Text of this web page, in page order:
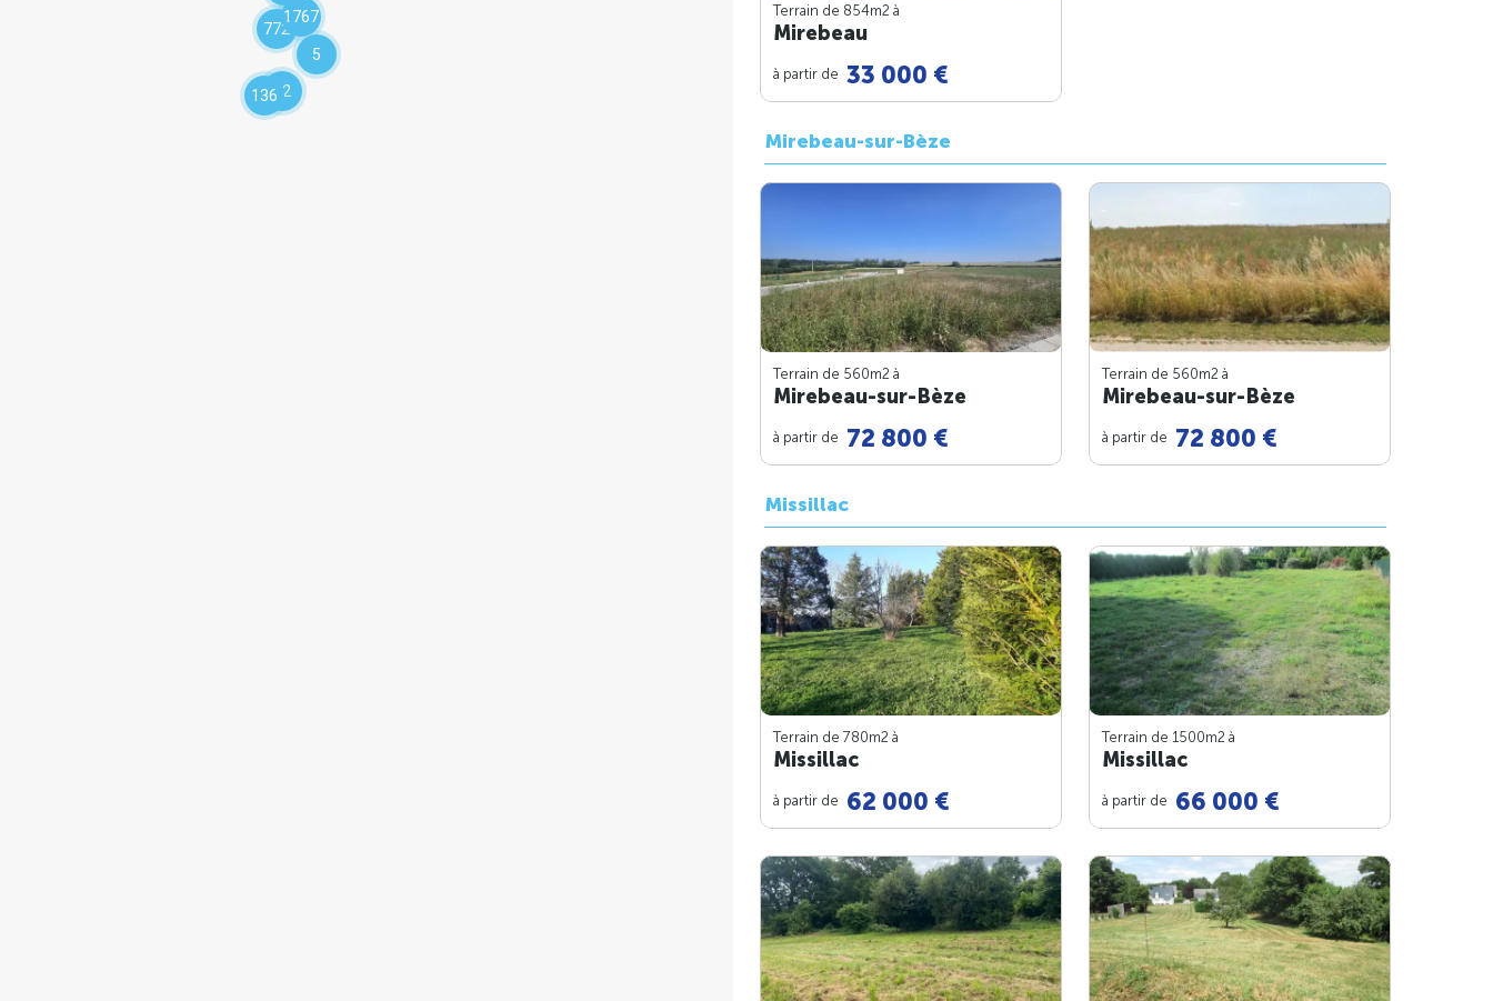
1767
772
5
92
136
Terrain de 854m2 à
Mirebeau
à partir de 33 000 €
Mirebeau-sur-Bèze
Terrain de 560m2 à
Mirebeau-sur-Bèze
à partir de 72 800 €
Terrain de 560m2 à
Mirebeau-sur-Bèze
à partir de 72 800 €
Missillac
Terrain de 780m2 à
Missillac
à partir de 62 000 €
Terrain de 1500m2 à
Missillac
à partir de 66 000 €